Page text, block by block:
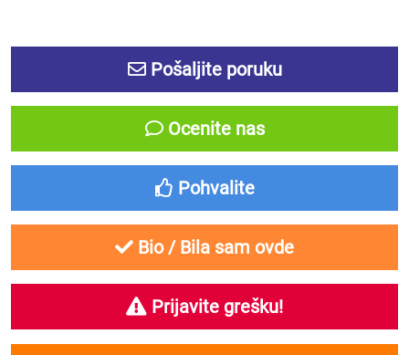
Pošaljite poruku
Ocenite nas
Pohvalite
Bio / Bila sam ovde
Prijavite grešku!